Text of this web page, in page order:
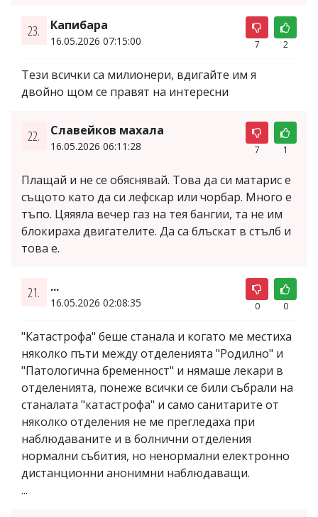
23. Капибара
16.05.2026 07:15:00 7 2
Тези всички са милионери, вдигайте им я
двойно щом се правят на интересни
22. Славейков махала
16.05.2026 06:11:28 7 1
Плащай и не се обяснявай. Това да си матарис е
същото като да си лефскар или чорбар. Много е
тъпо. Цяяяла вечер газ на тея бангии, та не им
блокираха двигателите. Да са блъскат в стълб и
това е.
21. ...
16.05.2026 02:08:35 0 0
"Катастрофа" беше станала и когато ме местиха
няколко пъти между отделенията "Родилно" и
"Патологична бременност" и нямаше лекари в
отделенията, понеже всички се били събрали на
станалата "катастрофа" и само санитарите от
няколко отделения не ме прегледаха при
наблюдаваните и в болнични отделения
нормални събития, но ненормални електронно
дистанционни анонимни наблюдаващи.
...